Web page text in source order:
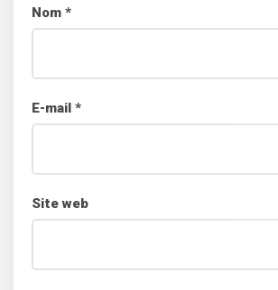
Nom *
E-mail *
Site web